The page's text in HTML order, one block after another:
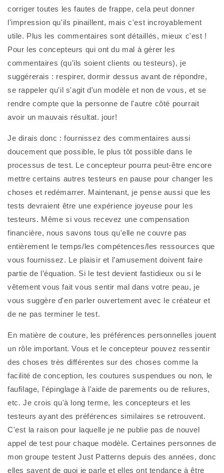
corriger toutes les fautes de frappe, cela peut donner
l'impression qu'ils pinaillent, mais c'est incroyablement
utile. Plus les commentaires sont détaillés, mieux c'est !
Pour les concepteurs qui ont du mal à gérer les
commentaires (qu'ils soient clients ou testeurs), je
suggérerais : respirer, dormir dessus avant de répondre,
se rappeler qu'il s'agit d'un modèle et non de vous, et se
rendre compte que la personne de l'autre côté pourrait
avoir un mauvais résultat. jour!
Je dirais donc : fournissez des commentaires aussi
doucement que possible, le plus tôt possible dans le
processus de test. Le concepteur pourra peut-être encore
mettre certains autres testeurs en pause pour changer les
choses et redémarrer. Maintenant, je pense aussi que les
tests devraient être une expérience joyeuse pour les
testeurs. Même si vous recevez une compensation
financière, nous savons tous qu'elle ne couvre pas
entièrement le temps/les compétences/les ressources que
vous fournissez. Le plaisir et l’amusement doivent faire
partie de l’équation. Si le test devient fastidieux ou si le
vêtement vous fait vous sentir mal dans votre peau, je
vous suggère d'en parler ouvertement avec le créateur et
de ne pas terminer le test.
En matière de couture, les préférences personnelles jouent
un rôle important. Vous et le concepteur pouvez ressentir
des choses très différentes sur des choses comme la
facilité de conception, les coutures suspendues ou non, le
faufilage, l'épinglage à l'aide de parements ou de reliures,
etc. Je crois qu'à long terme, les concepteurs et les
testeurs ayant des préférences similaires se retrouvent.
C'est la raison pour laquelle je ne publie pas de nouvel
appel de test pour chaque modèle. Certaines personnes de
mon groupe testent Just Patterns depuis des années, donc
elles savent de quoi je parle et elles ont tendance à être